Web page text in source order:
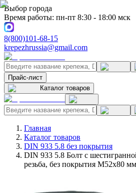
Выбор города
Время работы: пн-пт 8:30 - 18:00 мск
8(800)101-68-15
krepezhrussia@gmail.com
Прайс-лист
Каталог товаров
Главная
Каталог товаров
DIN 933 5.8 без покрытия
DIN 933 5.8 Болт с
резьба, без покрытия M52x80 мм